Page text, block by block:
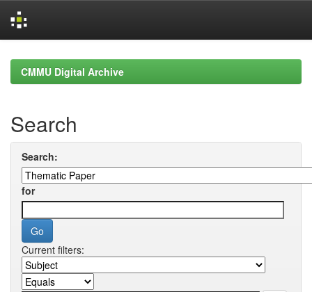
navigationCMMU Digital Archive
Search
Search:
for
Current filters: